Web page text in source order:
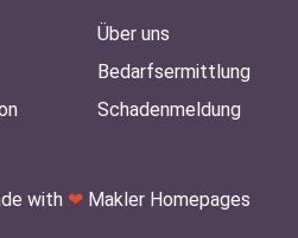
Über uns
Bedarfsermittlung
Schadenmeldung
with ❤Makler Homepages